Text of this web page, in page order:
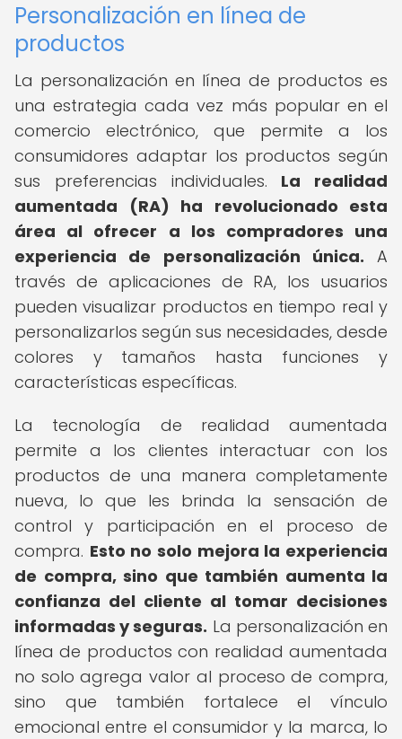
Personalización en línea de
productos
La personalización en línea de productos es
una estrategia cada vez más popular en el
comercio electrónico, que permite a los
consumidores adaptar los productos según
sus preferencias individuales. La realidad
aumentada (RA) ha revolucionado esta
área al ofrecer a los compradores una
experiencia de personalización única. A
través de aplicaciones de RA, los usuarios
pueden visualizar productos en tiempo real y
personalizarlos según sus necesidades, desde
colores y tamaños hasta funciones y
características específicas.
La tecnología de realidad aumentada
permite a los clientes interactuar con los
productos de una manera completamente
nueva, lo que les brinda la sensación de
control y participación en el proceso de
compra. Esto no solo mejora la experiencia
de compra, sino que también aumenta la
confianza del cliente al tomar decisiones
informadas y seguras. La personalización en
línea de productos con realidad aumentada
no solo agrega valor al proceso de compra,
sino que también fortalece el vínculo
emocional entre el consumidor y la marca, lo